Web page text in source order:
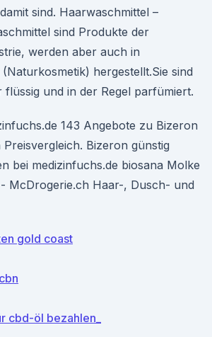
sind. Haarwaschmittel –
sind Produkte der
werden aber auch in
hergestellt.Sie sind
flüssig und in der Regel parfümiert.
143 Angebote zu Bizeron
Bizeron günstig
bei medizinfuchs.de biosana Molke
McDrogerie.ch Haar-, Dusch- und
gold coast
cbd-öl bezahlen_